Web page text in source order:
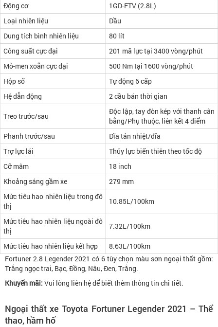
Động cơ
1GD-FTV (2.8L)
Loại nhiên liệu
Dầu
Dung tích bình nhiên liệu
80 lít
Công suất cực đại
201 mã lực tại 3400 vòng/phút
Mô-men xoắn cực đại
500 Nm tại 1600 vòng/phút
Hộp số
Tự động 6 cấp
Hệ dẫn động
2 cầu bán thời gian
Treo trước/sau
Độc lập, tay đòn kép với thanh cân
bằng/Phụ thuộc, liên kết 4 điểm
Phanh trước/sau
Đĩa tản nhiệt/đĩa
Trợ lực lái
Thủy lực biến thiên theo tốc độ
Cỡ mâm
18 inch
Khoảng sáng gầm xe
279 mm
Mức tiêu hao nhiên liệu trong đô
thị
10.85L/100km
Mức tiêu hao nhiên liệu ngoài đô
thị
7.32L/100km
Mức tiêu hao nhiên liệu kết hợp
8.63L/100km
Fortuner 2.8 Legender 2021 có 6 tùy chọn màu sơn ngoại thất gồm:
Trắng ngọc trai, Bạc, Đồng, Nâu, Đen, Trắng.
Khuyến mãi: Vui lòng liên hệ để biết thêm thông tin chi tiết.
Ngoại thất xe Toyota Fortuner Legender 2021 – Thể
thao, hầm hố